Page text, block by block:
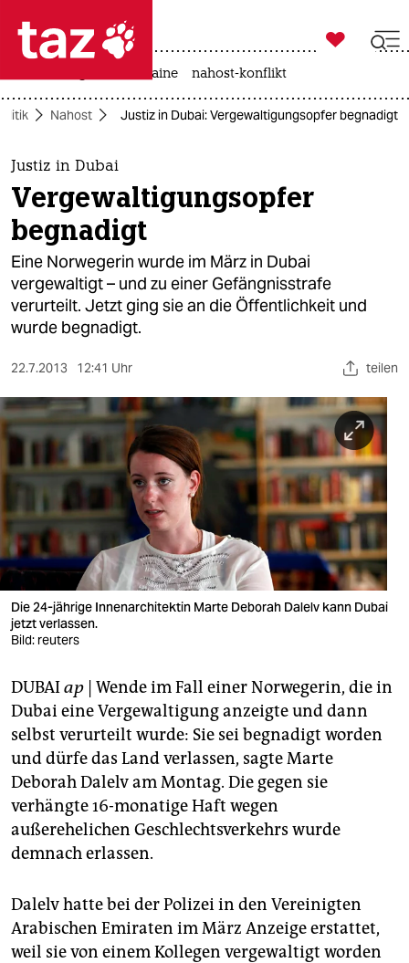
 taz zahl ich
taz zahl ich
themen
politik
öko
gesellschaft
kultur
sport
berlin
nord
wahrheit
verlag
verlag
veranstaltungen
shop
fragen & hilfe
unterstützen
abo
genossenschaft
epaper login

taz zahl ich
krieg in der ukraine nahost-konflikt
Nahost Justiz in Dubai: Vergewaltigungsopfer begnadigt
Justiz in Dubai
Vergewaltigungsopfer
begnadigt
Eine Norwegerin wurde im März in Dubai
vergewaltigt – und zu einer Gefängnisstrafe
verurteilt. Jetzt ging sie an die Öffentlichkeit und
wurde begnadigt.
22.7.2013 12:41 Uhr teilen
Die 24-jährige Innenarchitektin Marte Deborah Dalelv kann Dubai
jetzt verlassen.
Bild: reuters
DUBAIap | Wende im Fall einer Norwegerin, die in
Dubai eine Vergewaltigung anzeigte und dann
selbst verurteilt wurde: Sie sei begnadigt worden
und dürfe das Land verlassen, sagte Marte
Deborah Dalelv am Montag. Die gegen sie
verhängte 16-monatige Haft wegen
außerehelichen Geschlechtsverkehrs wurde
demnach erlassen.
Dalelv hatte bei der Polizei in den Vereinigten
Arabischen Emiraten im März Anzeige erstattet,
weil sie von einem Kollegen vergewaltigt worden